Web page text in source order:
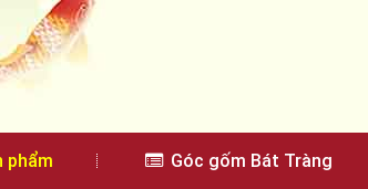
phẩm Góc gốm Bát Tràng